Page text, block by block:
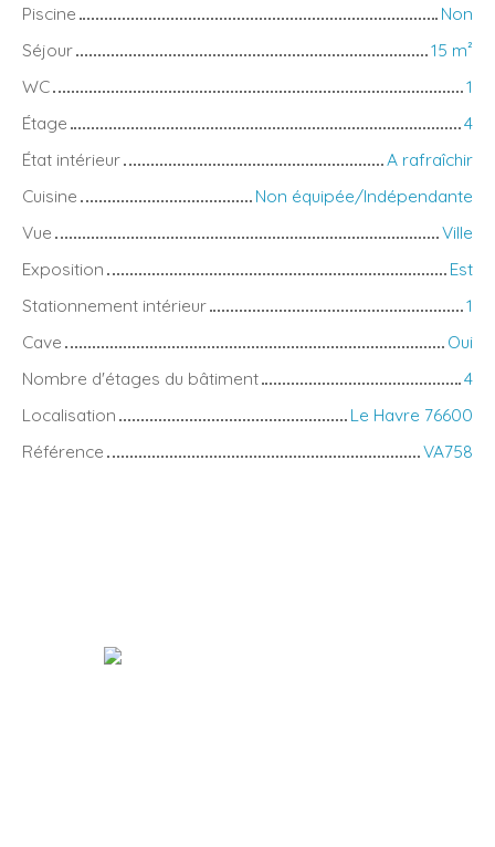
Piscine
Non
Séjour
15 m²
WC
1
Étage
4
État intérieur
A rafraîchir
Cuisine
Non équipée/Indépendante
Vue
Ville
Exposition
Est
Stationnement intérieur
1
Cave
Oui
Nombre d'étages du bâtiment
4
Localisation
Le Havre 76600
Référence
VA758